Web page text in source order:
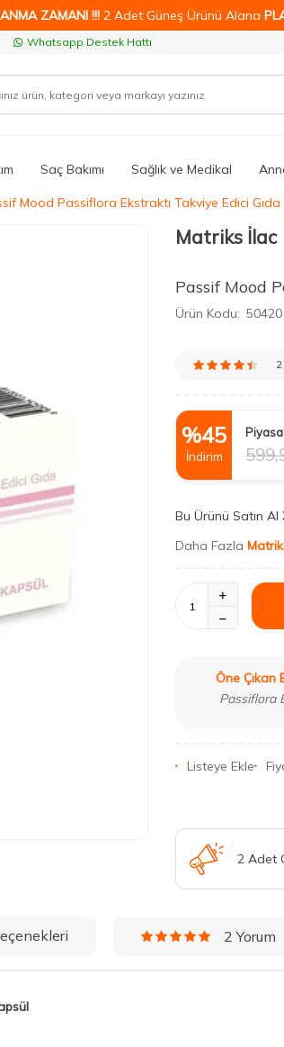
ZAMANI !!! 2 Adet Güneş Ürünü Alana
Whatsapp Destek Hattı
Saç Bakımı Sağlık ve Medikal
Mood Passiflora Ekstraktı Takviye Edici Gıda
Matriks İlac
Passif Mood
Ürün Kodu: 50420
%45
İndirim
Piyasa
Bu Ürünü Satın Al
Daha Fazla
Öne Çıkan
Passiflora
Listeye Ekle
2 Adet
2 Yorum